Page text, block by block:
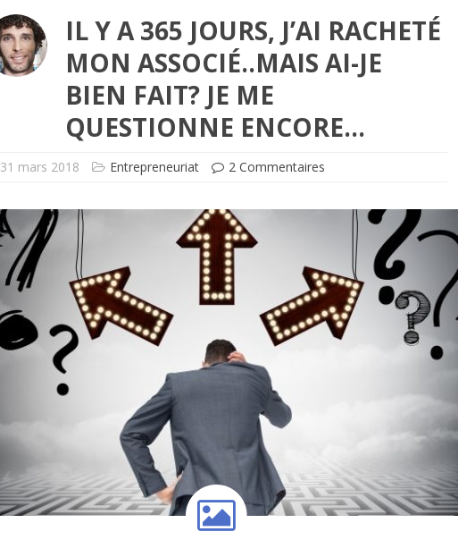
IL Y A 365 JOURS, J’AI RACHETÉ
MON ASSOCIÉ..MAIS AI-JE
BIEN FAIT? JE ME
QUESTIONNE ENCORE…
31 mars 2018 Entrepreneuriat 2 Commentaires